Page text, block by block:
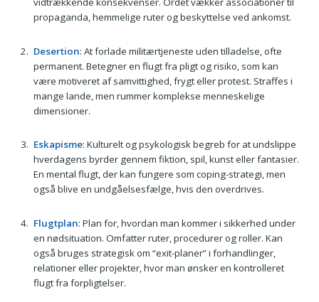
propaganda, hemmelige ruter og beskyttelse ved ankomst.
Desertion: At forlade militærtjeneste uden tilladelse, ofte
permanent. Betegner en flugt fra pligt og risiko, som kan
være motiveret af samvittighed, frygt eller protest. Straffes i
mange lande, men rummer komplekse menneskelige
dimensioner.
Eskapisme: Kulturelt og psykologisk begreb for at undslippe
hverdagens byrder gennem fiktion, spil, kunst eller fantasier.
En mental flugt, der kan fungere som coping-strategi, men
også blive en undgåelsesfælge, hvis den overdrives.
Flugtplan: Plan for, hvordan man kommer i sikkerhed under
en nødsituation. Omfatter ruter, procedurer og roller. Kan
også bruges strategisk om “exit-planer” i forhandlinger,
relationer eller projekter, hvor man ønsker en kontrolleret
flugt fra forpligtelser.